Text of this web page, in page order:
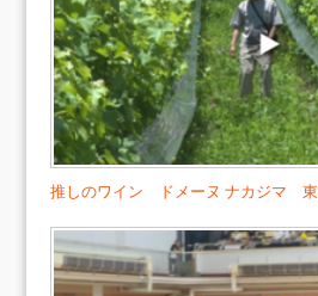
推しのワイン ドメーヌ ナカジマ 東